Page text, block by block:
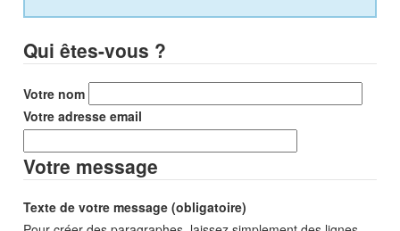
Qui êtes-vous ?
Votre nom
Votre adresse email
Votre message
Texte de votre message (obligatoire)